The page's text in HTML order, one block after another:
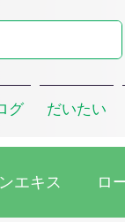
グ だいたい
エキス ロ